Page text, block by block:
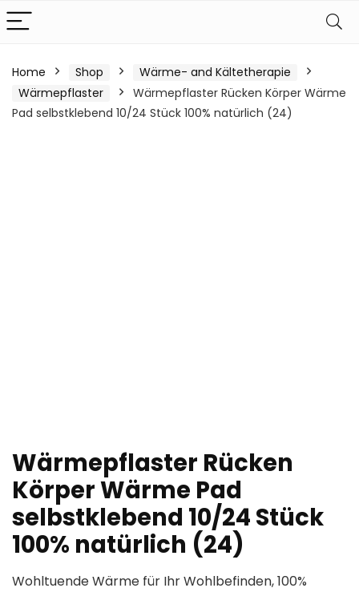
Home Shop
Wärme- and Kältetherapie
Wärmepflaster
Wärmepflaster Rücken Körper Wärme
Pad selbstklebend 10/24 Stück 100% natürlich (24)
Wärmepflaster Rücken
Körper Wärme Pad
selbstklebend 10/24 Stück
100% natürlich (24)
Wohltuende Wärme für Ihr Wohlbefinden, 100%